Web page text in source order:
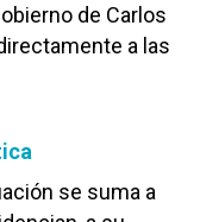
de Carlos
a las
se suma a